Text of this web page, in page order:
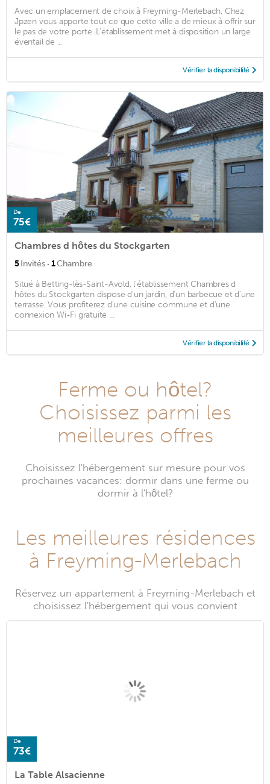
Avec un emplacement de choix à Freyming-Merlebach, Chez
Jpzen vous apporte tout ce que cette ville a de mieux à offrir sur
le pas de votre porte. L'établissement met à disposition un large
éventail de ...
Vérifier la disponibilité
De
75€
Chambres d hôtes du Stockgarten
5Invités · 1Chambre
Situé à Betting-lès-Saint-Avold, l'établissement Chambres d
hôtes du Stockgarten dispose d'un jardin, d'un barbecue et d'une
terrasse. Vous profiterez d'une cuisine commune et d'une
connexion Wi-Fi gratuite ...
Vérifier la disponibilité
Ferme ou hôtel?
Choisissez parmi les
meilleures offres
Choisissez l'hébergement sur mesure pour vos
prochaines vacances: dormir dans une ferme ou
dormir à l'hôtel?
Les meilleures résidences
à Freyming-Merlebach
Réservez un appartement à Freyming-Merlebach et
choisissez l'hébergement qui vous convient
De
73€
La Table Alsacienne